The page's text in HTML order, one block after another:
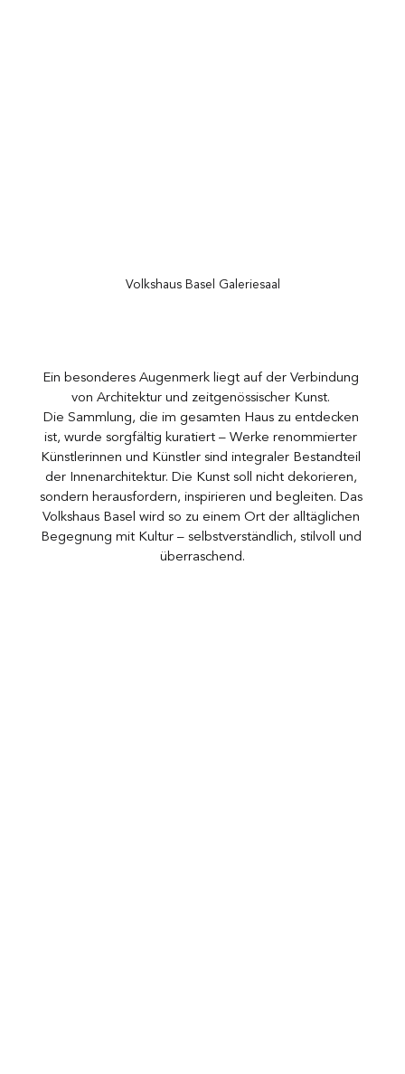
Volkshaus Basel Galeriesaal
Ein besonderes Augenmerk liegt auf der Verbindung
von Architektur und zeitgenössischer Kunst.
Die Sammlung, die im gesamten Haus zu entdecken
ist, wurde sorgfältig kuratiert – Werke renommierter
Künstlerinnen und Künstler sind integraler Bestandteil
der Innenarchitektur. Die Kunst soll nicht dekorieren,
sondern herausfordern, inspirieren und begleiten. Das
Volkshaus Basel wird so zu einem Ort der alltäglichen
Begegnung mit Kultur – selbstverständlich, stilvoll und
überraschend.